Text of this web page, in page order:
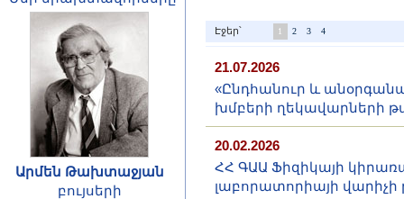
Արմեն Թախտաջյան
բույսերի
Էջեր՝ 1 2 3 4
21.07.2026
«Ընդհանուր և
խմբերի ղեկավարների
20.02.2026
ՀՀ ԳԱԱ Ֆիզիկայի
լաբորատորիայի